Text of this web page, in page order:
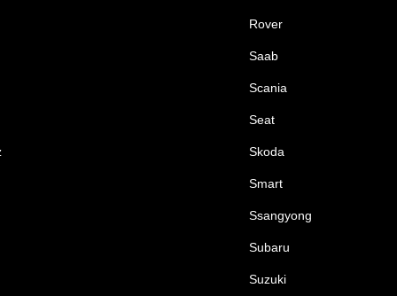
Rover
Saab
Scania
Seat
Skoda
Smart
Ssangyong
Subaru
Suzuki